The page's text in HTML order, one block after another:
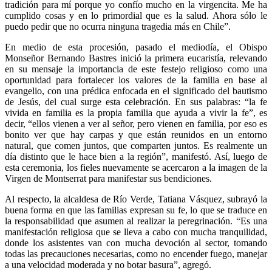
tradición para mí porque yo confío mucho en la virgencita. Me ha
cumplido cosas y en lo primordial que es la salud. Ahora sólo le
puedo pedir que no ocurra ninguna tragedia más en Chile”.
En medio de esta procesión, pasado el mediodía, el Obispo
Monseñor Bernando Bastres inició la primera eucaristía, relevando
en su mensaje la importancia de este festejo religioso como una
oportunidad para fortalecer los valores de la familia en base al
evangelio, con una prédica enfocada en el significado del bautismo
de Jesús, del cual surge esta celebración. En sus palabras: “la fe
vivida en familia es la propia familia que ayuda a vivir la fe”, es
decir, “ellos vienen a ver al señor, pero vienen en familia, por eso es
bonito ver que hay carpas y que están reunidos en un entorno
natural, que comen juntos, que comparten juntos. Es realmente un
día distinto que le hace bien a la región”, manifestó. Así, luego de
esta ceremonia, los fieles nuevamente se acercaron a la imagen de la
Virgen de Montserrat para manifestar sus bendiciones.
Al respecto, la alcaldesa de Río Verde, Tatiana Vásquez, subrayó la
buena forma en que las familias expresan su fe, lo que se traduce en
la responsabilidad que asumen al realizar la peregrinación. “Es una
manifestación religiosa que se lleva a cabo con mucha tranquilidad,
donde los asistentes van con mucha devoción al sector, tomando
todas las precauciones necesarias, como no encender fuego, manejar
a una velocidad moderada y no botar basura”, agregó.